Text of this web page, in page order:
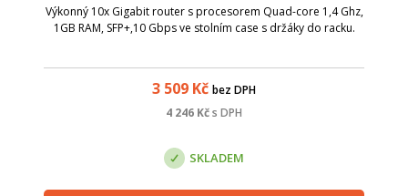
Výkonný 10x Gigabit router s procesorem Quad-core 1,4 Ghz,
1GB RAM, SFP+,10 Gbps ve stolním case s držáky do racku.
3 509 Kč bez DPH
4 246 Kčs DPH
SKLADEM